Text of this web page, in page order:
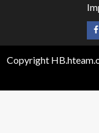
Copyright